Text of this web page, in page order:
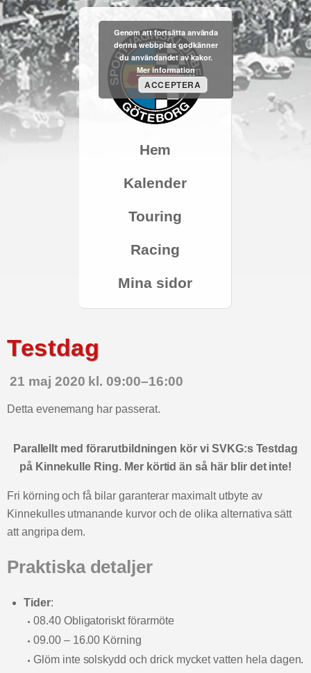
Hem
Kalender
Touring
Racing
Mina sidor
Testdag
21 maj 2020 kl. 09:00–16:00
Detta evenemang har passerat.
Parallellt med förarutbildningen kör vi SVKG:s Testdag
på Kinnekulle Ring. Mer körtid än så här blir det inte!
Fri körning och få bilar garanterar maximalt utbyte av
Kinnekulles utmanande kurvor och de olika alternativa sätt
att angripa dem.
Praktiska detaljer
Tider:
08.40 Obligatoriskt förarmöte
09.00 – 16.00 Körning
Glöm inte solskydd och drick mycket vatten hela dagen.
Genom att fortsätta använda
denna webbplats godkänner
du användandet av kakor.
Mer information
ACCEPTERA